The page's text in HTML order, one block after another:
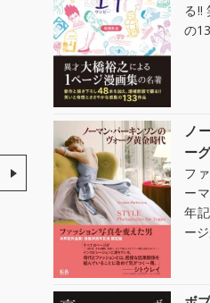
る!!
の
ノ
ー
フ
ー
年
ー